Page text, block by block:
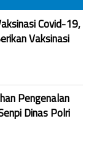
Covid-19,
Vaksinasi
Pengenalan
Dinas Polri